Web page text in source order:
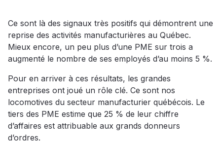
Ce sont là des signaux très positifs qui démontrent une
reprise des activités manufacturières au Québec.
Mieux encore, un peu plus d’une PME sur trois a
augmenté le nombre de ses employés d’au moins 5 %.
Pour en arriver à ces résultats, les grandes
entreprises ont joué un rôle clé. Ce sont nos
locomotives du secteur manufacturier québécois. Le
tiers des PME estime que 25 % de leur chiffre
d’affaires est attribuable aux grands donneurs
d’ordres.